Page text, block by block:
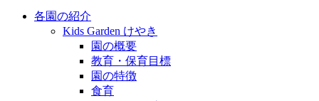
各園の紹介
Kids Garden けやき
園の概要
教育・保育目標
園の特徴
食育